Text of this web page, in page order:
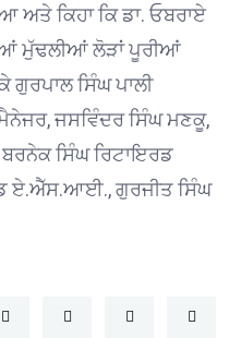
ਅਤੇ ਕਿਹਾ ਕਿ ਡਾ. ਓਬਰਾਏ
ਮੁੱਢਲੀਆਂ ਲੋੜਾਂ ਪੂਰੀਆਂ
ਸਿੰਘ ਪਾਲੀ
ਜਸਵਿੰਦਰ ਸਿੰਘ ਮਣਕੂ,
ਸਿੰਘ ਰਿਟਾਇਰਡ
ਏ.ਐੱਸ.ਆਈ., ਗੁਰਜੀਤ ਸਿੰਘ